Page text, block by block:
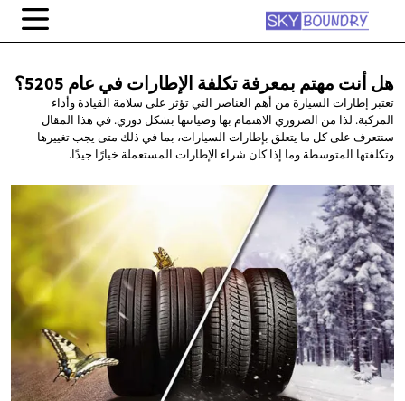
هل أنت مهتم بمعرفة تكلفة الإطارات في عام 5205؟
تعتبر إطارات السيارة من أهم العناصر التي تؤثر على سلامة القيادة وأداء
المركبة. لذا من الضروري الاهتمام بها وصيانتها بشكل دوري. في هذا المقال
سنتعرف على كل ما يتعلق بإطارات السيارات، بما في ذلك متى يجب تغييرها
وتكلفتها المتوسطة وما إذا كان شراء الإطارات المستعملة خيارًا جيدًا.